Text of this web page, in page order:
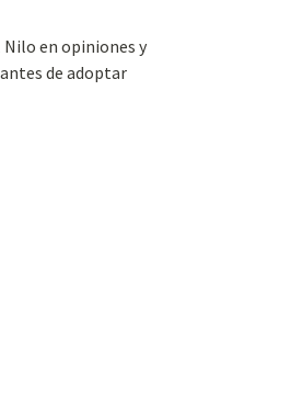
Nilo en opiniones y
de adoptar